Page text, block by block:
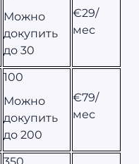
Можно
докупить
до 30
€29/
мес
100
Можно
докупить
до 200
€79/
мес